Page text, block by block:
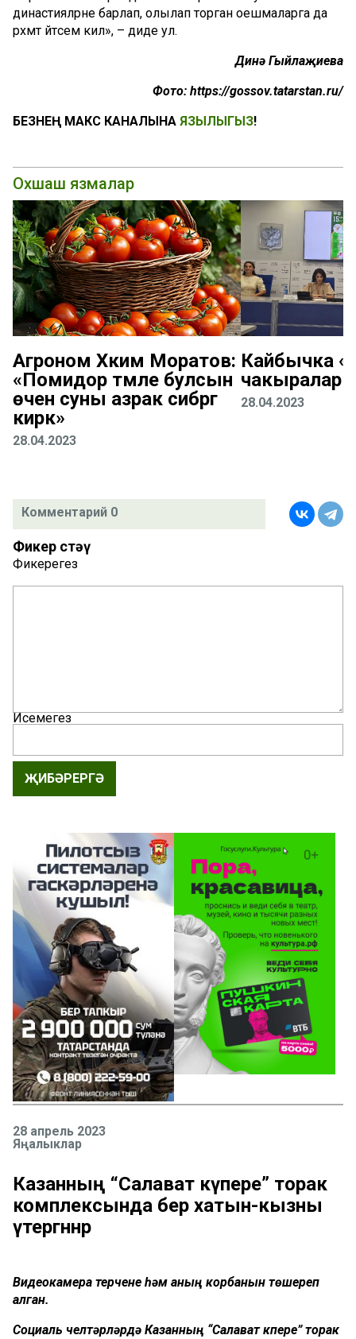
династияләрне барлап, олылап торган оешмаларга да
рәхмәт әйтәсем килә», – диде ул.
Динә Гыйлаҗиева
Фото: https://gossov.tatarstan.ru/
БЕЗНЕҢ МАКС КАНАЛЫНА ЯЗЫЛЫГЫЗ!
Охшаш язмалар
Агроном Хәким Моратов:
«Помидор тәмле булсын
өчен суны азрак сибәргә
кирәк»
28.04.2023
Кайбычка
чакыралар
28.04.2023
Комментарий 0
Фикер өстәү
Фикерегез
Исемегез
ҖИБӘРЕРГӘ
28 апрель 2023
Яңалыклар
Казанның “Салават күпере” торак
комплексында бер хатын-кызны
үтергәннәр
Видеокамера үтерүчене һәм аның корбанын төшереп
алган.
Социаль челтәрләрдә Казанның “Салават күпере” торак